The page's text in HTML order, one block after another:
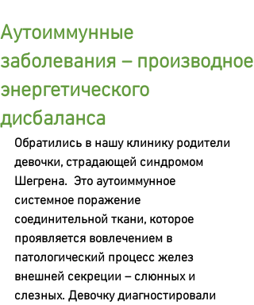
Аутоиммунные
заболевания – производное
энергетического
дисбаланса
Обратились в нашу клинику родители
девочки, страдающей синдромом
Шегрена.  Это аутоиммунное
системное поражение
соединительной ткани, которое
проявляется вовлечением в
патологический процесс желез
внешней секреции – слюнных и
слезных. Девочку диагностировали